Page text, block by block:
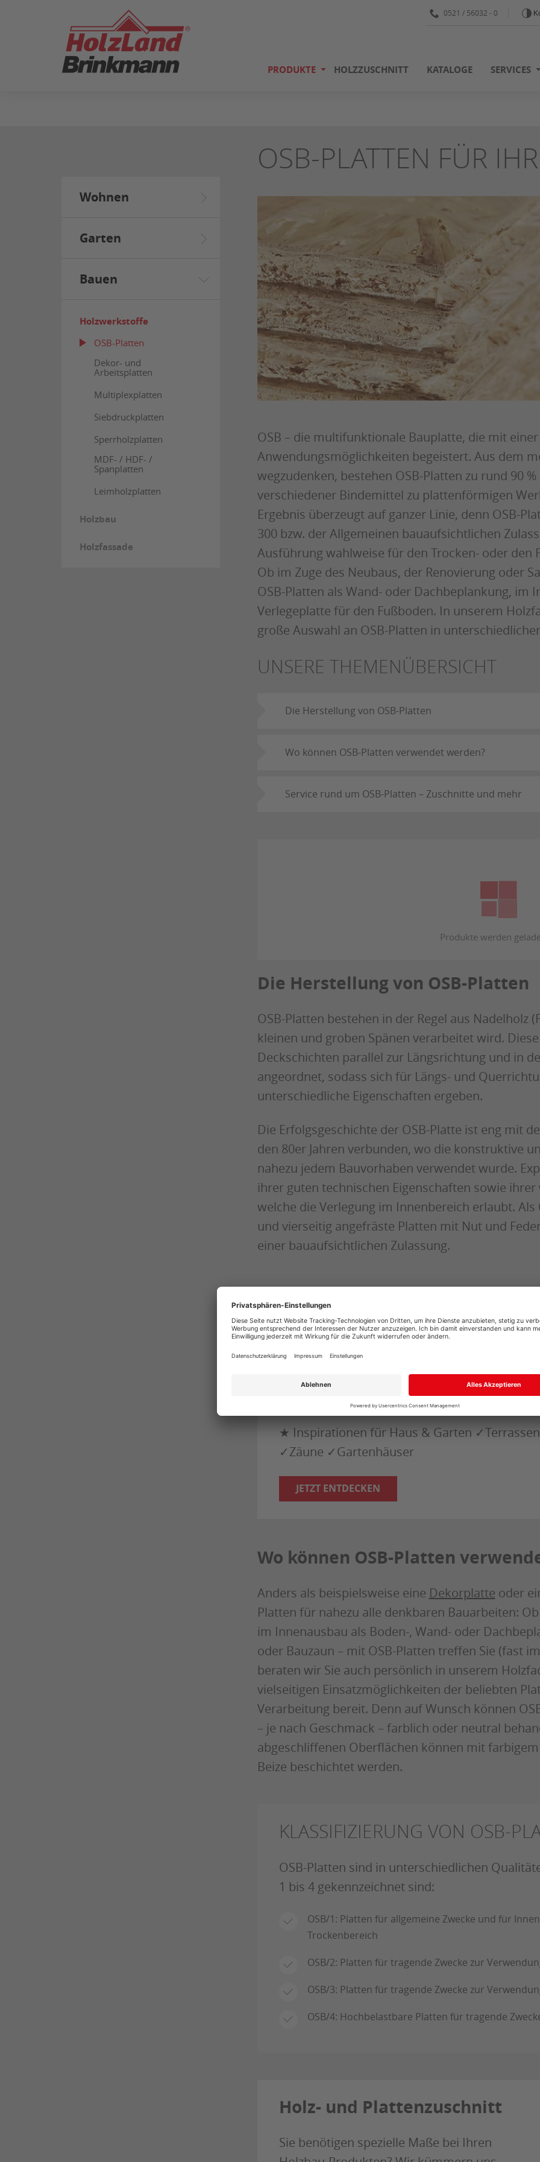
0521 / 56032 - 0
PRODUKTE HOLZZUSCHNITT KATALOGE SERVICES
Wohnen
Garten
Bauen
Holzwerkstoffe
OSB-Platten
Dekor- und
Arbeitsplatten
Multiplexplatten
Siebdruckplatten
Sperrholzplatten
MDF- / HDF- /
Spanplatten
Leimholzplatten
Holzbau
Holzfassade
OSB-PLATTEN FÜR
OSB – die multifunktionale Bauplatte, die mit einer
Anwendungsmöglichkeiten begeistert. Aus dem
wegzudenken, bestehen OSB-Platten zu rund 90
verschiedener Bindemittel zu plattenförmigen
Ergebnis überzeugt auf ganzer Linie, denn OSB-
300 bzw. der Allgemeinen bauaufsichtlichen
Ausführung wahlweise für den Trocken- oder den
Ob im Zuge des Neubaus, der Renovierung oder
OSB-Platten als Wand- oder Dachbeplankung, im
Verlegeplatte für den Fußboden. In unserem
große Auswahl an OSB-Platten in
UNSERE THEMENÜBERSICHT
Die Herstellung von OSB-Platten
Wo können OSB-Platten verwendet werden?
Service rund um OSB-Platten – Zuschnitte und mehr
Die Herstellung von OSB-Platten
OSB-Platten bestehen in der Regel aus Nadelholz
kleinen und groben Spänen verarbeitet wird.
Deckschichten parallel zur Längsrichtung und in
angeordnet, sodass sich für Längs- und
unterschiedliche Eigenschaften ergeben.
Die Erfolgsgeschichte der OSB-Platte ist eng mit
den 80er Jahren verbunden, wo die konstruktive
nahezu jedem Bauvorhaben verwendet wurde.
ihrer guten technischen Eigenschaften sowie
welche die Verlegung im Innenbereich erlaubt.
und vierseitig angefräste Platten mit Nut und
einer bauaufsichtlichen Zulassung.
HOLZLAND BRINKMANN -
DER INTERAKTIVE
KATALOG
★ Inspirationen für Haus & Garten ✓Terrassen
✓Zäune ✓Gartenhäuser
JETZT ENTDECKEN
Wo können OSB-Platten
Anders als beispielsweise eine Dekorplatte oder
Platten für nahezu alle denkbaren Bauarbeiten:
im Innenausbau als Boden-, Wand- oder
oder Bauzaun – mit OSB-Platten treffen Sie (fast
beraten wir Sie auch persönlich in unserem
vielseitigen Einsatzmöglichkeiten der beliebten
Verarbeitung bereit. Denn auf Wunsch können
– je nach Geschmack – farblich oder neutral
abgeschliffenen Oberflächen können mit
Beize beschichtet werden.
KLASSIFIZIERUNG VON OSB-
OSB-Platten sind in unterschiedlichen
1 bis 4 gekennzeichnet sind:
OSB/1: Platten für allgemeine Zwecke und für
Trockenbereich
OSB/2: Platten für tragende Zwecke zur
OSB/3: Platten für tragende Zwecke zur
OSB/4: Hochbelastbare Platten für tragende
Holz- und Plattenzuschnitt
Sie benötigen spezielle Maße bei Ihren